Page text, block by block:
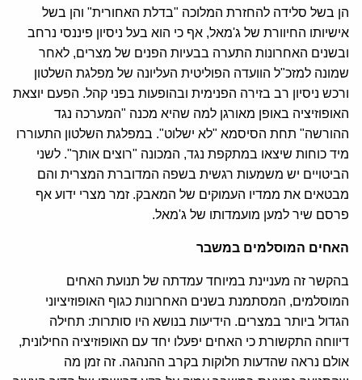
הן בשל סלידה להחזרת המלוכה "בדלת האחורית" והן בשל
אישיותו החיוורת של ג'מאל, אף כי הוא בעל ניסיון פיננסי נרחב
ובשנים האחרונות התערה בבעיות הפנים של מצרים, לאחר
שמונה למזכ"ל הוועדה הפוליטית העליונה של מפלגת השלטון
ורכש ניסיון רב בזירה הפנימית ובהופעות בפני קהל. הפעם יוצאת
האופוזיציה באופן מאורגן למה שהיא מכנה "המערכה נגד
ההורשה" תחת הסיסמא "לא ישלוט". במפלגת השלטון התעוררו
מיד כוחות שיצאו במתקפת נגד, המכונה "רוצים אותך". לשני
הביטויים יש משמעות רגשית בשפה המדוברת המצרית והם
מבטאים את ממדיו העמוקים של המאבק. זמר מצרי ידוע אף
פרסם שיר למען מועמדותו של ג'מאל.
האחים המוסלמים במשבר
בהקשר זה מעניינת במיוחד עמדתה של תנועת האחים
המוסלמים, המסתמנת בשנים האחרונות כגוף האופוזיציוני
הגדול ביותר במצרים. הידיעות בנושא היו סותרות: תחילה
דיווחה התקשורת כי האחים יפעלו יחד עם האופוזיציה החילונית,
אולם נראה שהדעות חלוקות בקרב ההנהגה. זה זמן מה